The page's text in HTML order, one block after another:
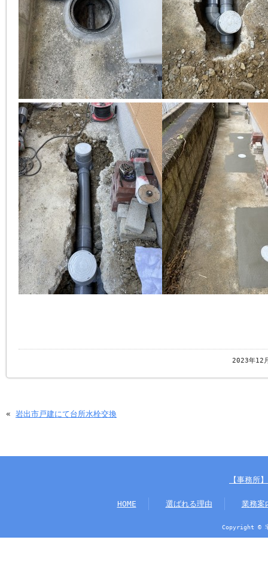
2023年12
« 岩出市戸建にて台所水栓交換
【事務所
HOME 選ばれる理由 業務案
Copyright ©